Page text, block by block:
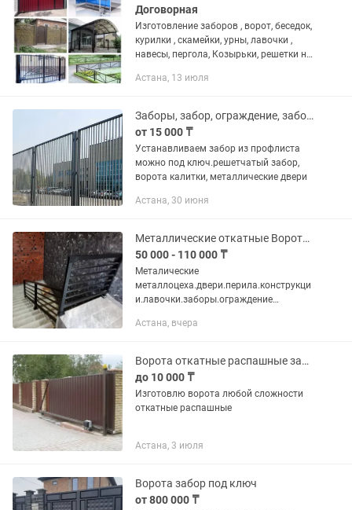
Договорная
Изготовление заборов , ворот, беседок,
курилки , скамейки, урны, лавочки ,
навесы, пергола, Козырьки, решетки на
бесплатно. Выезд бесплатно!
Астана, 13 июля
Заборы, забор, ограждение, забор из профлиста, калитка, ворота
от 15 000 ₸
Устанавливаем забор из профлиста
можно под ключ.решетчатый забор,
ворота калитки, металлические двери
Астана, 30 июня
Металлические откатные Ворота монтажи дерево металл заборы конструкции
50 000 - 110 000 ₸
Металические
металлоцеха.двери.перила.конструкци
и.лавочки.заборы.ограждение
Астана, вчера
Ворота откатные распашные заборы
до 10 000 ₸
Изготовлю ворота любой сложности
откатные распашные
Астана, 3 июля
Ворота забор под ключ
от 800 000 ₸